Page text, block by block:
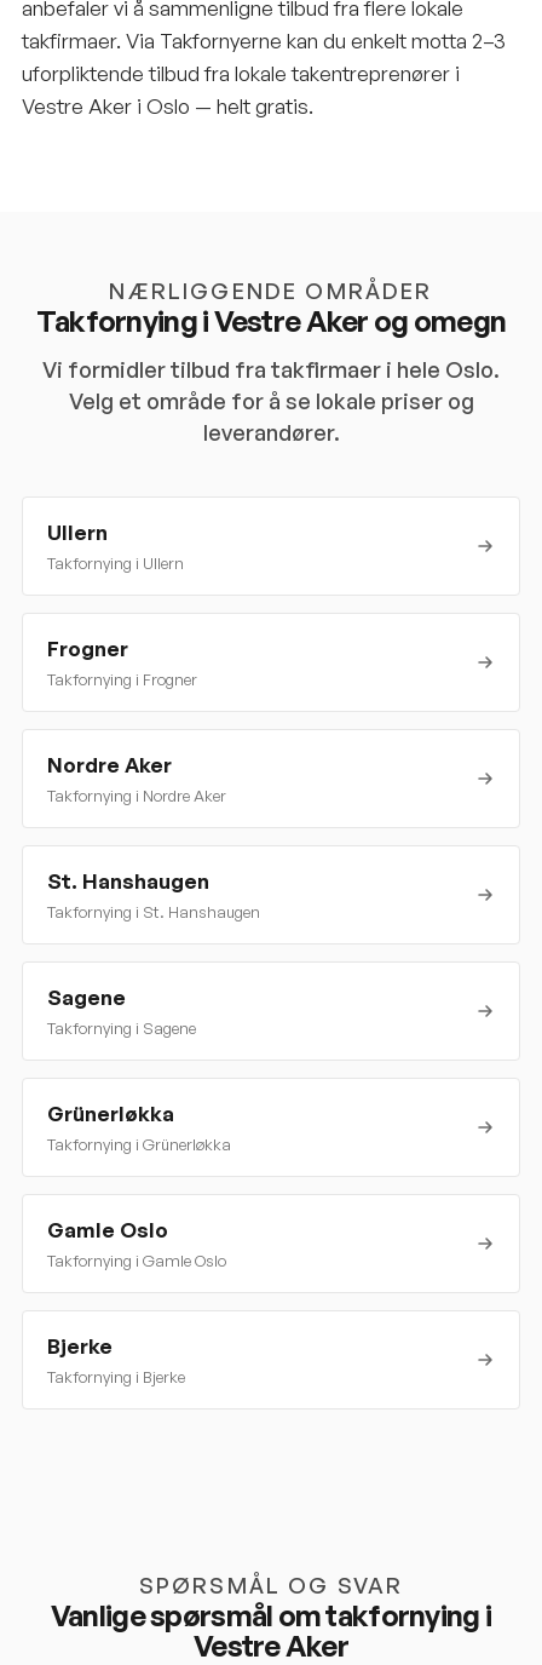
anbefaler vi å sammenligne tilbud fra flere lokale
takfirmaer. Via Takfornyerne kan du enkelt motta 2–3
uforpliktende tilbud fra lokale takentreprenører i
Vestre Aker i Oslo — helt gratis.
NÆRLIGGENDE OMRÅDER
Takfornying iVestre Aker og omegn
Vi formidler tilbud fra takfirmaer i hele Oslo.
Velg et område for å se lokale priser og
leverandører.
Ullern
Takfornying i Ullern
Frogner
Takfornying i Frogner
Nordre Aker
Takfornying i Nordre Aker
St. Hanshaugen
Takfornying i St. Hanshaugen
Sagene
Takfornying i Sagene
Grünerløkka
Takfornying i Grünerløkka
Gamle Oslo
Takfornying i Gamle Oslo
Bjerke
Takfornying i Bjerke
SPØRSMÅL OG SVAR
Vanlige spørsmål om takfornying i
Vestre Aker